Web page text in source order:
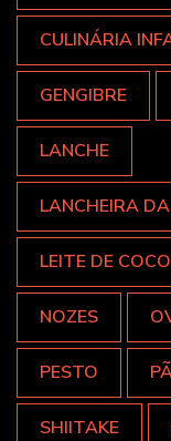
CULINÁRIA
GENGIBRE
LANCHE
LANCHEIRA
LEITE DE COCO
NOZES
PESTO
SHIITAKE